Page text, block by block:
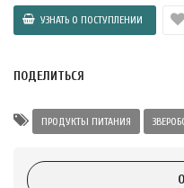
в
Укрепление
75 мл
ПОДЕЛИТЬСЯ
ПРОДУКТЫ ПИТАНИЯ